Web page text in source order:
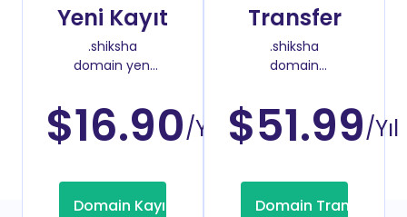
Yeni Kayıt
.shiksha
domain yeni
$16.90/Yıl
Domain Kayıt
Transfer
.shiksha
domain
$51.99/Yıl
Domain Transfer